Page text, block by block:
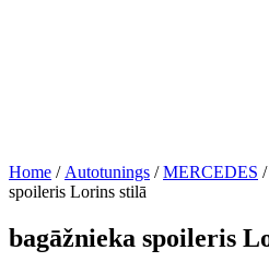
Home / Autotunings /MERCEDES /
spoileris Lorins stilā
bagāžnieka spoileris